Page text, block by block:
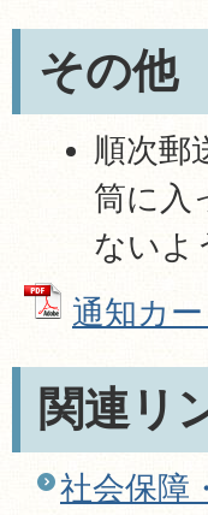
その他
順次郵
筒に入
ないよ
通知カ
関連リ
社会保障